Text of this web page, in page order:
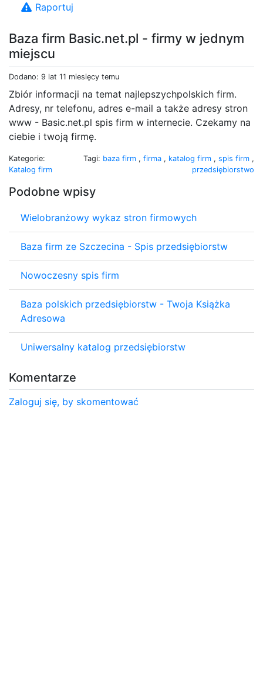
Baza firm Basic.net.pl - firmy w jednym
miejscu
Dodano: 9 lat 11 miesięcy temu
Zbiór informacji na temat najlepszychpolskich firm.
Adresy, nr telefonu, adres e-mail a także adresy stron
www - Basic.net.pl spis firm w internecie. Czekamy na
ciebie i twoją firmę.
Kategorie:
Katalog firm
Tagi: baza firm , firma , katalog firm , spis firm ,
przedsiębiorstwo
Podobne wpisy
Wielobranżowy wykaz stron firmowych
Baza firm ze Szczecina - Spis przedsiębiorstw
Nowoczesny spis firm
Baza polskich przedsiębiorstw - Twoja Książka
Adresowa
Uniwersalny katalog przedsiębiorstw
Komentarze
Zaloguj się, by skomentować
Raportuj